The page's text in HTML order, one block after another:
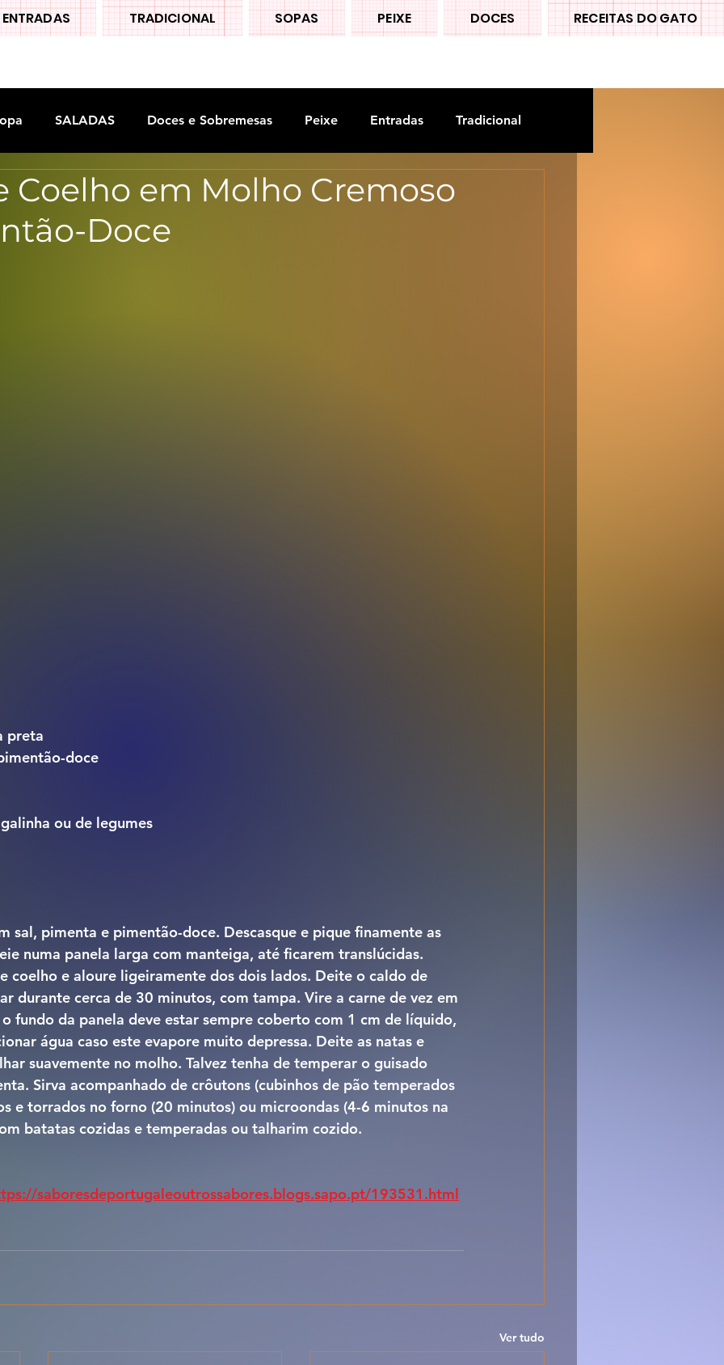
ENTRADAS TRADICIONAL SOPAS PEIXE DOCES RECEITAS DO GATO
SALADAS Doces e Sobremesas Peixe Entradas Tradicional
Legumes
Coelho em Molho Cremoso
Doce
preta
doce
ou de legumes
sal, pimenta e pimentão-doce. Descasque e pique finamente as
numa panela larga com manteiga, até ficarem translúcidas.
coelho e aloure ligeiramente dos dois lados. Deite o caldo de
durante cerca de 30 minutos, com tampa. Vire a carne de vez em
fundo da panela deve estar sempre coberto com 1 cm de líquido,
água caso este evapore muito depressa. Deite as natas e
suavemente no molho. Talvez tenha de temperar o guisado
Sirva acompanhado de crôutons (cubinhos de pão temperados
e torrados no forno (20 minutos) ou microondas (4-6 minutos na
batatas cozidas e temperadas ou talharim cozido.
saboresdeportugaleoutrossabores.blogs.sapo.pt/193531.html
Ver tudo